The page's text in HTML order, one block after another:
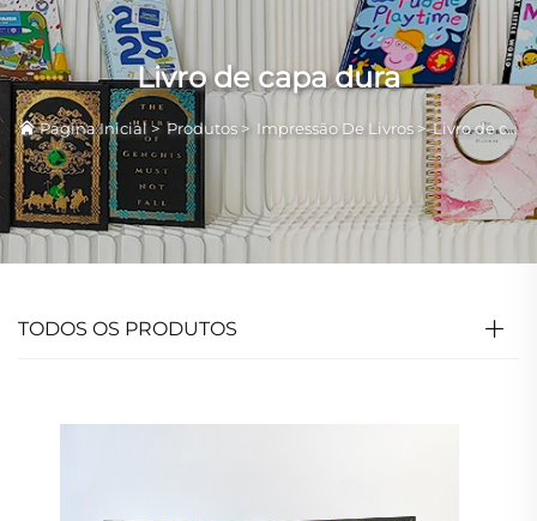
Livro de capa dura
Página Inicial>Produtos > Impressão De Livros >Livro de capa dura
TODOS OS PRODUTOS